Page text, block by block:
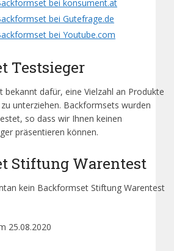
bei konsument.at
bei Gutefrage.de
bei Youtube.com
Testsieger
bekannt dafür, eine Vielzahl an Produkte
unterziehen. Backformsets wurden
so dass wir Ihnen keinen
präsentieren können.
Stiftung Warentest
kein Backformset Stiftung Warentest
25.08.2020